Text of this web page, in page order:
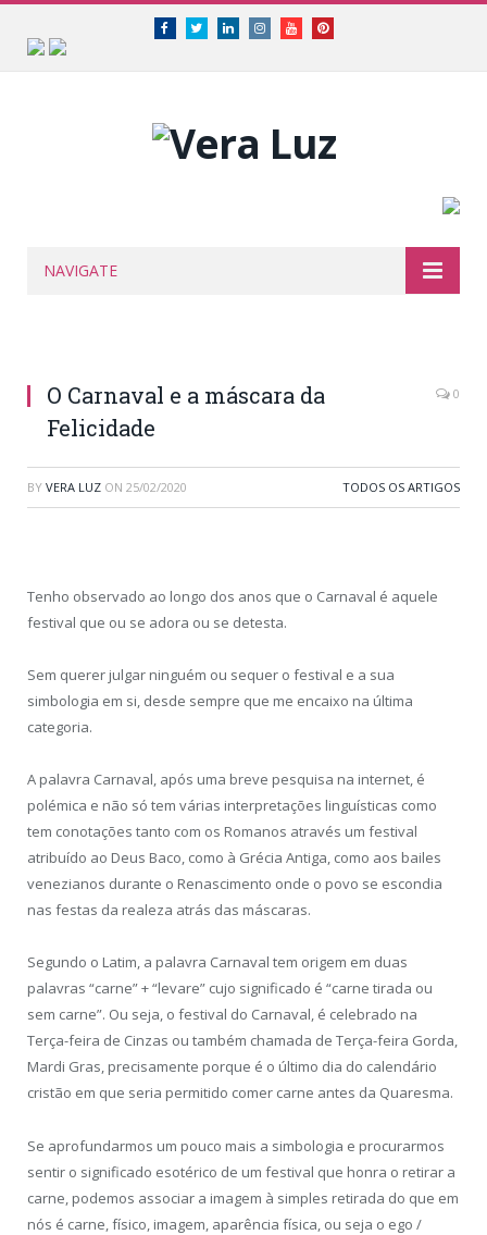
FacebookTwitterLinkedinInstagramYoutubePinterest
NAVIGATE
O Carnaval e a máscara da
Felicidade
0
BY VERA LUZ ON 25/02/2020 TODOS OS ARTIGOS
Tenho observado ao longo dos anos que o Carnaval é aquele
festival que ou se adora ou se detesta.
Sem querer julgar ninguém ou sequer o festival e a sua
simbologia em si, desde sempre que me encaixo na última
categoria.
A palavra Carnaval, após uma breve pesquisa na internet, é
polémica e não só tem várias interpretações linguísticas como
tem conotações tanto com os Romanos através um festival
atribuído ao Deus Baco, como à Grécia Antiga, como aos bailes
venezianos durante o Renascimento onde o povo se escondia
nas festas da realeza atrás das máscaras.
Segundo o Latim, a palavra Carnaval tem origem em duas
palavras “carne” + “levare” cujo significado é “carne tirada ou
sem carne”. Ou seja, o festival do Carnaval, é celebrado na
Terça-feira de Cinzas ou também chamada de Terça-feira Gorda,
Mardi Gras, precisamente porque é o último dia do calendário
cristão em que seria permitido comer carne antes da Quaresma.
Se aprofundarmos um pouco mais a simbologia e procurarmos
sentir o significado esotérico de um festival que honra o retirar a
carne, podemos associar a imagem à simples retirada do que em
nós é carne, físico, imagem, aparência física, ou seja o ego /